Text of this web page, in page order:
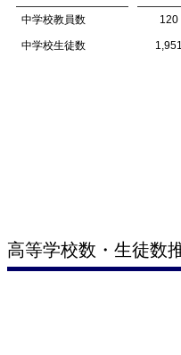
中学校教員数 120
中学校生徒数 1,951
高等学校数・生徒数